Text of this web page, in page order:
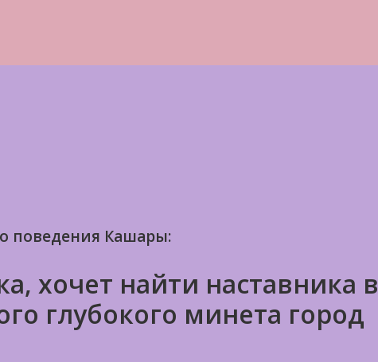
поведения Кашары:
хочет найти наставника в
глубокого минета город